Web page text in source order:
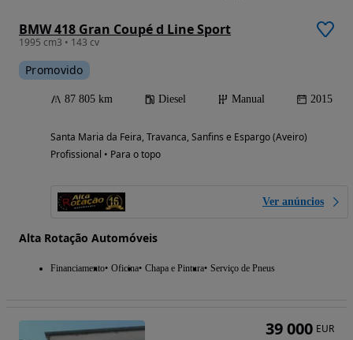
BMW 418 Gran Coupé d Line Sport
1995 cm3 • 143 cv
Promovido
87 805 km Diesel Manual 2015
Santa Maria da Feira, Travanca, Sanfins e Espargo (Aveiro)
Profissional • Para o topo
Ver anúncios
Alta Rotação Automóveis
Financiamento Oficina Chapa e Pintura Serviço de Pneus
39 000 EUR